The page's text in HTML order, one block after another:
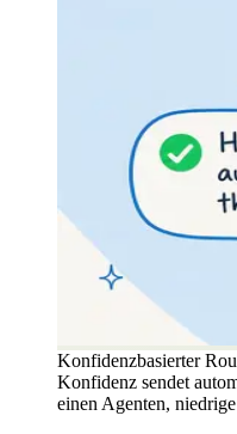
Konfidenzbasierter
Konfidenz sendet
einen Agenten,